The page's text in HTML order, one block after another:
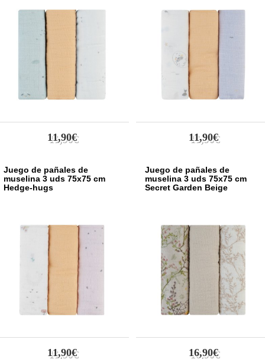
11,90€ 11,90€
Juego de pañales de
muselina 3 uds 75x75 cm
Hedge-hugs
11,90€
Juego de pañales de
muselina 3 uds 75x75 cm
Secret Garden Beige
16,90€